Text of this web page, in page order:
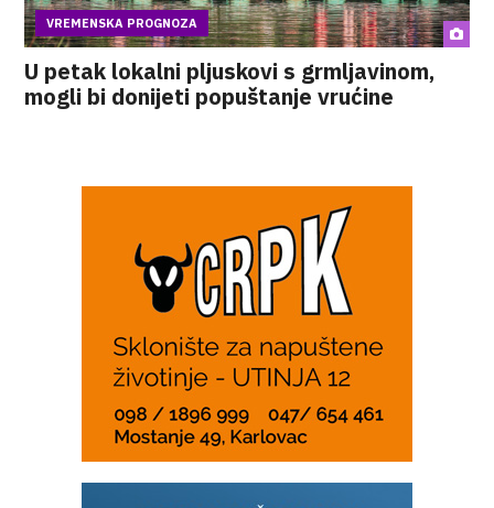
VREMENSKA PROGNOZA
U petak lokalni pljuskovi s grmljavinom,
mogli bi donijeti popuštanje vrućine